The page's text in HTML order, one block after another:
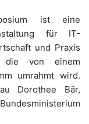
ist eine
für IT-
und Praxis
die von einem
umrahmt wird.
Dorothee Bär,